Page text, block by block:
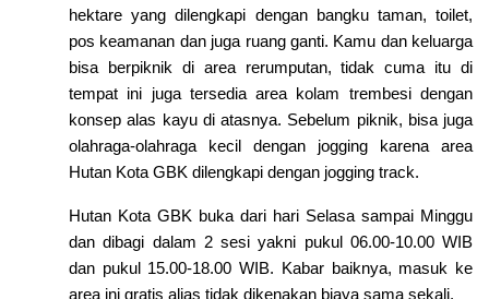
hektare yang dilengkapi dengan bangku taman, toilet,
pos keamanan dan juga ruang ganti. Kamu dan keluarga
bisa berpiknik di area rerumputan, tidak cuma itu di
tempat ini juga tersedia area kolam trembesi dengan
konsep alas kayu di atasnya. Sebelum piknik, bisa juga
olahraga-olahraga kecil dengan jogging karena area
Hutan Kota GBK dilengkapi dengan jogging track.
Hutan Kota GBK buka dari hari Selasa sampai Minggu
dan dibagi dalam 2 sesi yakni pukul 06.00-10.00 WIB
dan pukul 15.00-18.00 WIB. Kabar baiknya, masuk ke
area ini gratis alias tidak dikenakan biaya sama sekali.